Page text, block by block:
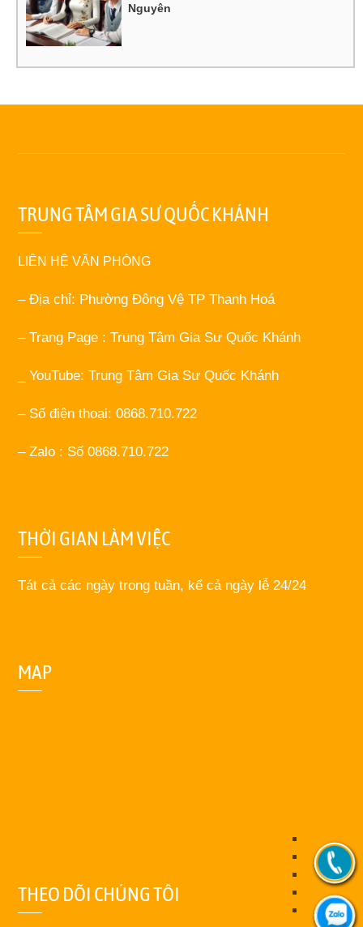
Nguyên
TRUNG TÂM GIA SƯ QUỐC KHÁNH
LIÊN HỆ VĂN PHÒNG
– Địa chỉ: Phường Đông Vệ TP Thanh Hoá
– Trang Page : Trung Tâm Gia Sư Quốc Khánh
_ YouTube: Trung Tâm Gia Sư Quốc Khánh
– Số điện thoại: 0868.710.722
– Zalo : Số 0868.710.722
THỜI GIAN LÀM VIỆC
Tát cả các ngày trong tuần, kể cả ngày lễ 24/24
MAP
THEO DÕI CHÚNG TÔI